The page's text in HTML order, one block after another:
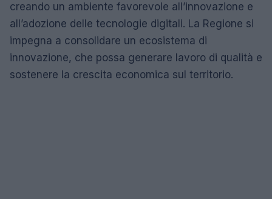
creando un ambiente favorevole all’innovazione e
all’adozione delle tecnologie digitali. La Regione si
impegna a consolidare un ecosistema di
innovazione, che possa generare lavoro di qualità e
sostenere la crescita economica sul territorio.